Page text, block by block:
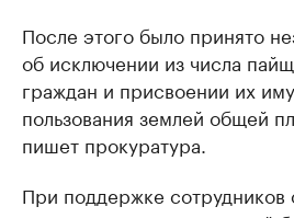
После этого было принято
об исключении из числа
граждан и присвоении их
пользования землей общей
пишет прокуратура.
При поддержке сотрудников